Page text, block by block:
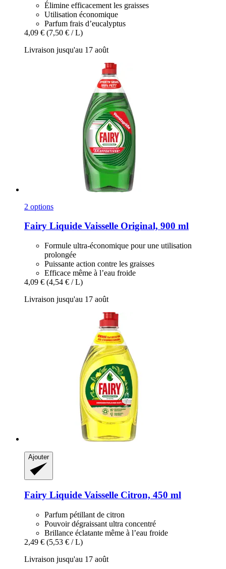
Élimine efficacement les graisses
Utilisation économique
Parfum frais d’eucalyptus
4,09 € (7,50 € / L)
Livraison jusqu'au 17 août
2 options
Fairy Liquide Vaisselle Original, 900 ml
Formule ultra-économique pour une utilisation
prolongée
Puissante action contre les graisses
Efficace même à l’eau froide
4,09 € (4,54 € / L)
Livraison jusqu'au 17 août
Ajouter
Fairy Liquide Vaisselle Citron, 450 ml
Parfum pétillant de citron
Pouvoir dégraissant ultra concentré
Brillance éclatante même à l’eau froide
2,49 € (5,53 € / L)
Livraison jusqu'au 17 août